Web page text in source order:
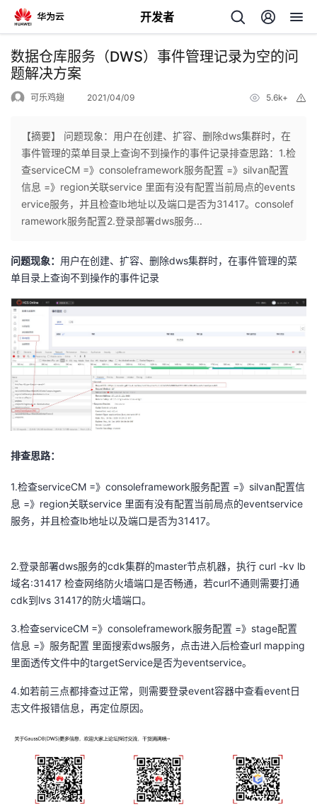
开发者
返
回
个
人
页
我
开
发
者
我
的
我
坛圈的
播
我
活
的
注
我
开
发
的
Programs
我
的
我
数据仓库服务（DWS）事件管理记录为空的问
题解决方案
可乐鸡翅 2021/04/09 5.6k+
【摘要】 问题现象：用户在创建、扩容、删除dws集群时，在
事件管理的菜单目录上查询不到操作的事件记录排查思路：1.检
查serviceCM =》consoleframework服务配置 =》silvan配置
信息 =》region关联service 里面有没有配置当前局点的events
ervice服务，并且检查lb地址以及端口是否为31417。consolef
ramework服务配置2.登录部署dws服务...
问题现象： 用户在创建、扩容、删除dws集群时，在事件管理的菜
单目录上查询不到操作的事件记录
排查思路：
1.检查serviceCM =》consoleframework服务配置 =》silvan配置信
息 =》region关联service 里面有没有配置当前局点的eventservice
服务，并且检查lb地址以及端口是否为31417。
2.登录部署dws服务的cdk集群的master节点机器，执行 curl -kv lb
域名:31417 检查网络防火墙端口是否畅通，若curl不通则需要打通
cdk到lvs 31417的防火墙端口。
3.检查serviceCM =》consoleframework服务配置 =》stage配置
信息 =》服务配置 里面搜索dws服务，点击进入后检查url mapping
里面透传文件中的targetService是否为eventservice。
4.如若前三点都排查过正常，则需要登录event容器中查看event日
志文件报错信息，再定位原因。